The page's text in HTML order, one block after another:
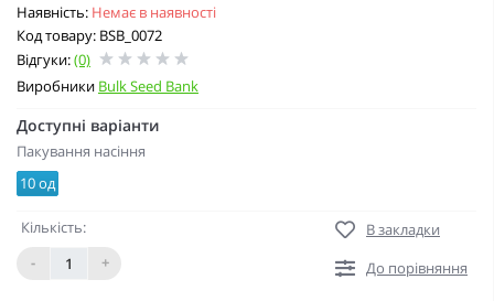
Наявність: Немає в наявності
Код товару: BSB_0072
Відгуки:(0)
Виробники Bulk Seed Bank
Доступні варіанти
Пакування насіння
10 од
Кількість:
-
+
В закладки
До порівняння